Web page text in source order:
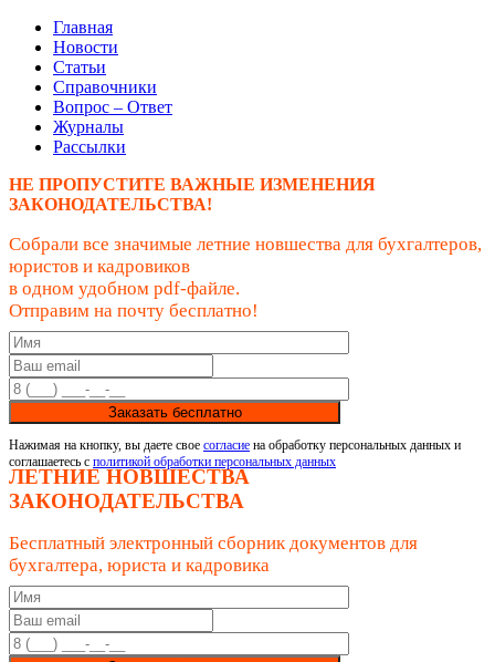
Главная
Новости
Статьи
Справочники
Вопрос – Ответ
Журналы
Рассылки
НЕ ПРОПУСТИТЕ ВАЖНЫЕ ИЗМЕНЕНИЯ
ЗАКОНОДАТЕЛЬСТВА!
Собрали все значимые летние новшества для бухгалтеров,
юристов и кадровиков
в одном удобном pdf-файле.
Отправим на почту бесплатно!
Заказать бесплатно
Нажимая на кнопку, вы даете свое согласие на обработку персональных данных и
соглашаетесь с политикой обработки персональных данных
ЛЕТНИЕ НОВШЕСТВА
ЗАКОНОДАТЕЛЬСТВА
Бесплатный электронный сборник документов для
бухгалтера, юриста и кадровика